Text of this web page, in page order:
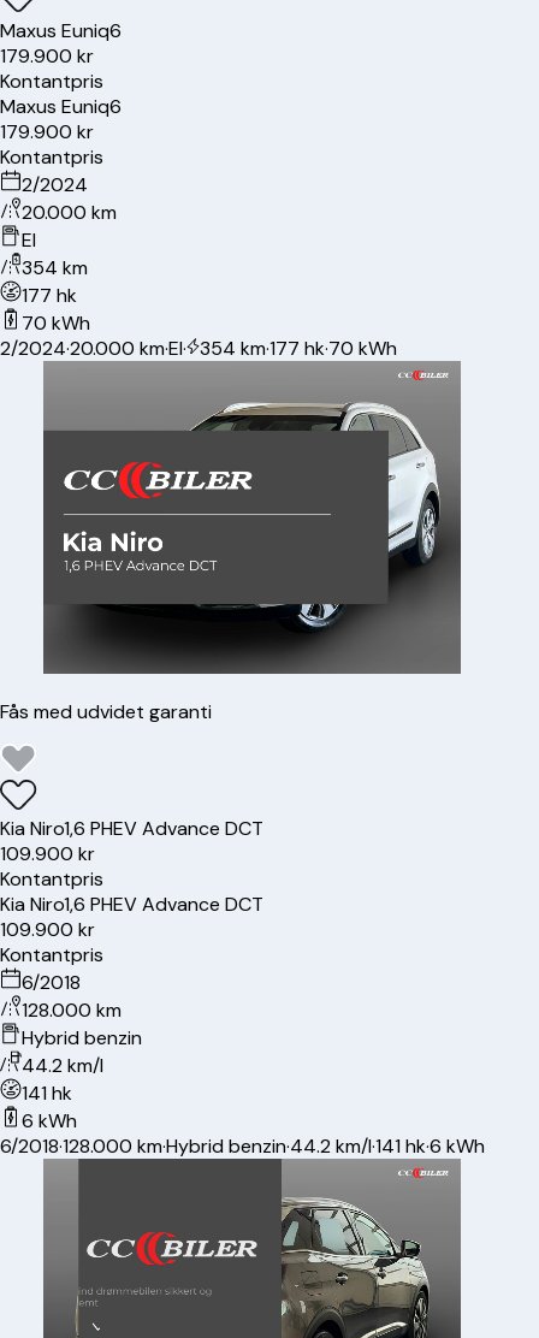
Maxus Euniq6
179.900 kr
Kontantpris
Maxus Euniq6
179.900 kr
Kontantpris
2/2024
20.000 km
El
354 km
177 hk
70 kWh
2/2024·20.000 km·El· 354 km·177 hk·70 kWh
Fås med udvidet garanti
KiaNiro1,6 PHEV Advance DCT
109.900 kr
Kontantpris
KiaNiro1,6 PHEV Advance DCT
109.900 kr
Kontantpris
6/2018
128.000 km
Hybrid benzin
44.2 km/l
141 hk
6 kWh
6/2018·128.000 km·Hybrid benzin·44.2 km/l·141 hk·6 kWh